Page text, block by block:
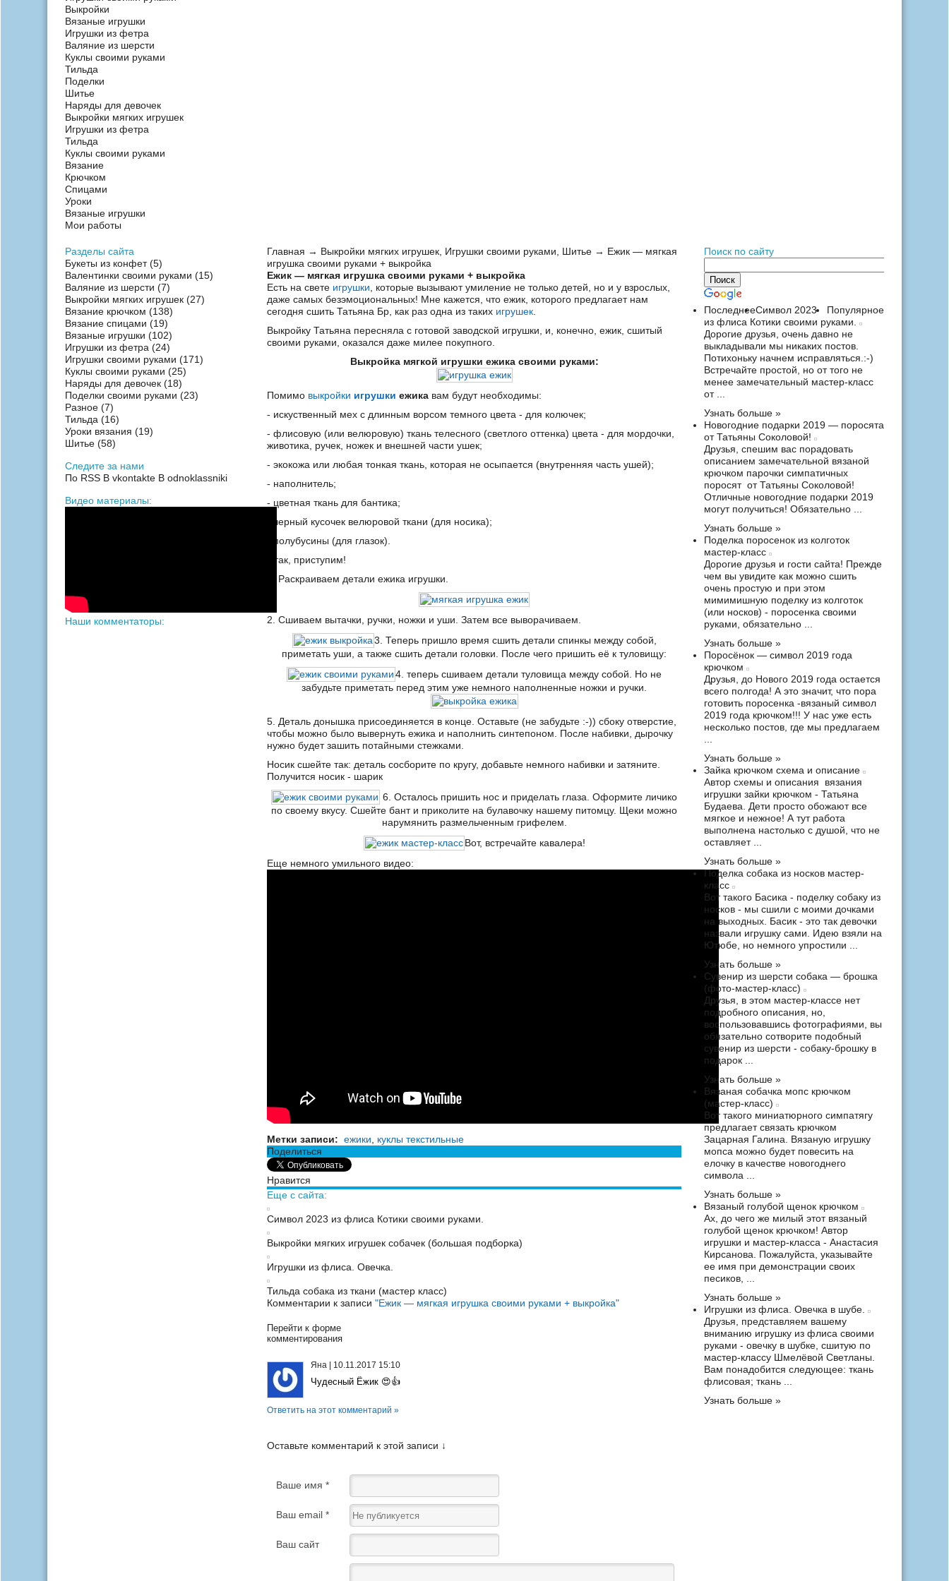
Выкройки
Вязаные игрушки
Игрушки из фетра
Валяние из шерсти
Куклы своими руками
Тильда
Поделки
Шитье
Наряды для девочек
Выкройки мягких игрушек
Игрушки из фетра
Тильда
Куклы своими руками
Вязание
Крючком
Спицами
Уроки
Вязаные игрушки
Мои работы
Главная → Выкройки мягких игрушек, Игрушки своими руками Шитье→ Ежик — мягкая
игрушка своими руками + выкройка
Ежик — мягкая игрушка своими руками + выкройка
Есть на свете игрушки , которые вызывают умиление не только детей, но и у взрослых,
даже самых безэмоциональных! Мне кажется, что ежик, которого предлагает нам
сегодня сшить Татьяна Бр, как раз одна из таких игрушек.
Выкройку Татьяна пересняла с готовой заводской игрушки, и, конечно, ежик, сшитый
своими руками, оказался даже милее покупного.
Выкройка мягкой игрушки ежика своими руками:
Помимо выкройки игрушки ежикавам будут необходимы:
- искуственный мех с длинным ворсом темного цвета - для колючек;
- флисовую (или велюровую) ткань телесного (светлого оттенка) цвета - для мордочки,
животика, ручек, ножек и внешней части ушек;
- экокожа или любая тонкая ткань, которая не осыпается (внутренняя часть ушей);
- наполнитель;
- цветная ткань для бантика;
- черный кусочек велюровой ткани (для носика);
- полубусины (для глазок).
Итак, приступим!
1. Раскраиваем детали ежика игрушки.
2. Сшиваем вытачки, ручки, ножки и уши. Затем все выворачиваем.
3. Теперь пришло время сшить детали спинкы между собой,
приметать уши, а также сшить детали головки. После чего пришить её к туловищу:
4. теперь сшиваем детали туловища между собой. Но не
забудьте приметать перед этим уже немного наполненные ножки и ручки.
5. Деталь донышка присоединяется в конце. Оставьте (не забудьте :-)) сбоку отверстие,
чтобы можно было вывернуть ежика и наполнить синтепоном. После набивки, дырочку
нужно будет зашить потайными стежками.
Носик сшейте так: деталь сосборите по кругу, добавьте немного набивки и затяните.
Получится носик - шарик
6. Осталось пришить нос и приделать глаза. Оформите личико
по своему вкусу. Сшейте бант и приколите на булавочку нашему питомцу. Щеки можно
нарумянить размельченным грифелем.
Вот, встречайте кавалера!
Еще немного умильного видео:
Метки записи: ежики
куклы текстильные
Поделиться
Нравится
Еще с сайта:
Символ 2023 из флиса Котики своими руками.
Выкройки мягких игрушек собачек (большая подборка)
Игрушки из флиса. Овечка.
Тильда собака из ткани (мастер класс)
Комментарии к записи "Ежик — мягкая игрушка своими руками + выкройка"
Перейти к форме
комментирования
Яна| 10.11.2017 15:10
Чудесный Ёжик 😍👍
Ответить на этот комментарий »
Оставьте комментарий к этой записи ↓
Ваше имя *
Ваш email *
Ваш сайт
Разделы сайта
Букеты из конфет(5)
Валентинки своими руками (15)
Валяние из шерсти (7)
Выкройки мягких игрушек (27)
Вязание крючком (138)
Вязание спицами (19)
Вязаные игрушки (102)
Игрушки из фетра (24)
Игрушки своими руками (171)
Куклы своими руками (25)
Наряды для девочек (18)
Поделки своими руками (23)
Разное (7)
Тильда (16)
Уроки вязания (19)
Шитье (58)
Следите за нами
По RSS В vkontakte В odnoklassniki
Видео материалы:
Наши комментаторы:
Поиск по сайту
Популярное
ПоследнееСимвол 2023
из флиса Котики своими руками.
Дорогие друзья, очень давно не
выкладывали мы никаких постов.
Потихоньку начнем исправляться.:-)
Встречайте простой, но от того не
менее замечательный мастер-класс
от ...
Узнать больше »
Новогодние подарки 2019 — поросята
от Татьяны Соколовой!
Друзья, спешим вас порадовать
описанием замечательной вязаной
крючком парочки симпатичных
поросят от Татьяны Соколовой!
Отличные новогодние подарки 2019
могут получиться! Обязательно ...
Узнать больше »
Поделка поросенок из колготок
мастер-класс
Дорогие друзья и гости сайта! Прежде
чем вы увидите как можно сшить
очень простую и при этом
мимимишную поделку из колготок
(или носков) - поросенка своими
руками, обязательно ...
Узнать больше »
Поросёнок — символ 2019 года
крючком
Друзья, до Нового 2019 года остается
всего полгода! А это значит, что пора
готовить поросенка -вязаный символ
2019 года крючком!!! У нас уже есть
несколько постов, где мы предлагаем
Узнать больше »
Зайка крючком схема и описание
Автор схемы и описания вязания
игрушки зайки крючком - Татьяна
Будаева. Дети просто обожают все
мягкое и нежное! А тут работа
выполнена настолько с душой, что не
оставляет ...
Узнать больше »
Поделка собака из носков мастер-
класс
Вот такого Басика - поделку собаку из
носков - мы сшили с моими дочками
на выходных. Басик - это так девочки
назвали игрушку сами. Идею взяли на
Ютюбе, но немного упростили ...
Узнать больше »
Сувенир из шерсти собака — брошка
(фото-мастер-класс)
Друзья, в этом мастер-классе нет
подробного описания, но,
воспользовавшись фотографиями, вы
обязательно сотворите подобный
сувенир из шерсти - собаку-брошку в
подарок ...
Узнать больше »
Вязаная собачка мопс крючком
(мастер-класс)
Вот такого миниатюрного симпатягу
предлагает связать крючком
Зацарная Галина. Вязаную игрушку
мопса можно будет повесить на
елочку в качестве новогоднего
символа ...
Узнать больше »
Вязаный голубой щенок крючком
Ах, до чего же милый этот вязаный
голубой щенок крючком! Автор
игрушки и мастер-класса - Анастасия
Кирсанова. Пожалуйста, указывайте
ее имя при демонстрации своих
песиков, ...
Узнать больше »
Игрушки из флиса. Овечка в шубе.
Друзья, представляем вашему
вниманию игрушку из флиса своими
руками - овечку в шубке, сшитую по
мастер-классу Шмелёвой Светланы.
Вам понадобится следующее: ткань
флисовая; ткань ...
Узнать больше »